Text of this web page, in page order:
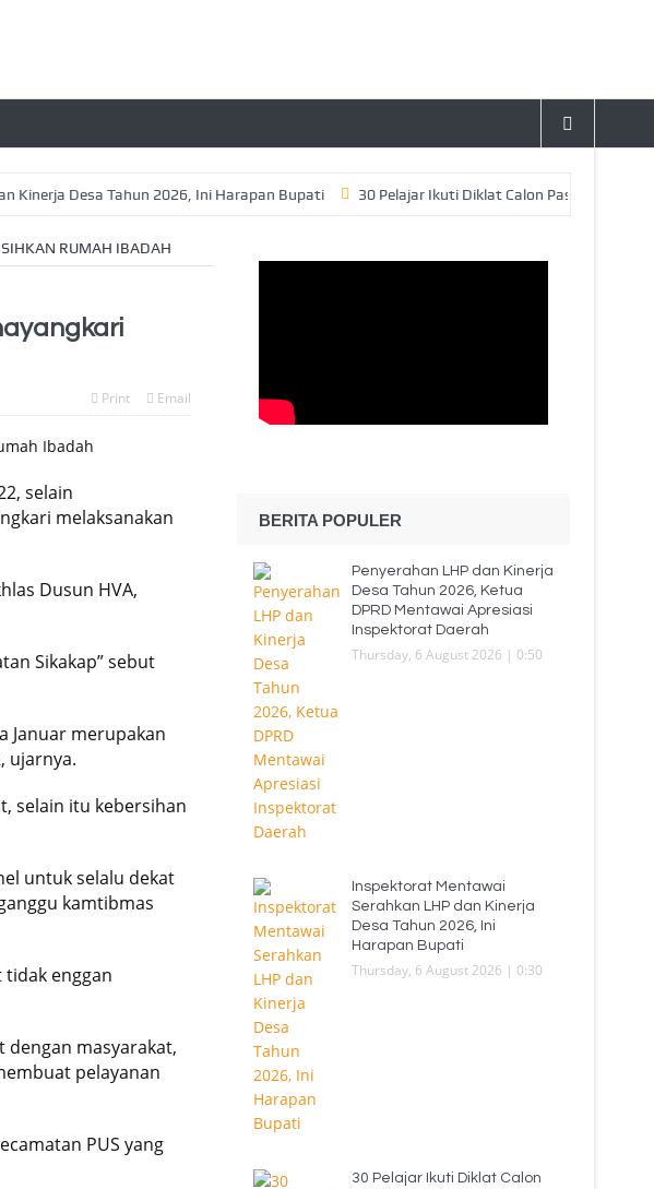
Desa Tahun 2026, Ini Harapan Bupati 30 Pelajar Ikuti Diklat Calon Paskibraka Tahun
RUMAH IBADAH
Print Email
selain
melaksanakan
Dusun HVA,
Sikakap” sebut
Januar merupakan
ujarnya.
selain itu kebersihan
untuk selalu dekat
kamtibmas
enggan
masyarakat,
pelayanan
PUS yang
BERITA POPULER
Penyerahan LHP dan Kinerja
Desa Tahun 2026, Ketua
DPRD Mentawai Apresiasi
Inspektorat Daerah
Thursday, 6 August 2026 | 0:50
Inspektorat Mentawai
Serahkan LHP dan Kinerja
Desa Tahun 2026, Ini
Harapan Bupati
Thursday, 6 August 2026 | 0:30
30 Pelajar Ikuti Diklat Calon